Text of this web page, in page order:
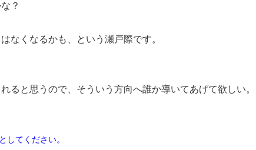
？
なくなるかも、という瀬戸際です。
ると思うので、そういう方向へ誰か導いてあげて欲しい。
してください。